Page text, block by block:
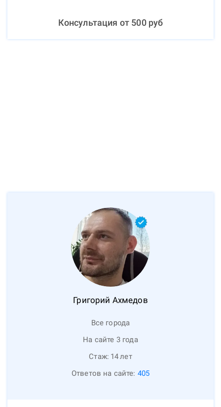
Консультация от 500руб
Григорий Ахмедов
Все города
На сайте 3 года
Стаж: 14лет
Ответов на сайте: 405